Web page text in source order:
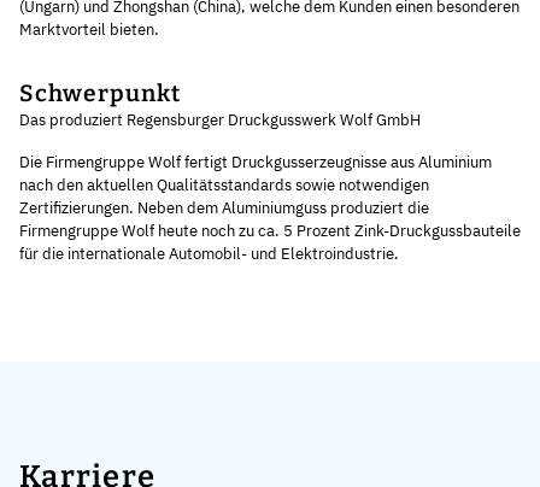
(Ungarn) und Zhongshan (China), welche dem Kunden einen besonderen
Marktvorteil bieten.
Schwerpunkt
Das produziert Regensburger Druckgusswerk Wolf GmbH
Die Firmengruppe Wolf fertigt Druckgusserzeugnisse aus Aluminium
nach den aktuellen Qualitätsstandards sowie notwendigen
Zertifizierungen. Neben dem Aluminiumguss produziert die
Firmengruppe Wolf heute noch zu ca. 5 Prozent Zink-Druckgussbauteile
für die internationale Automobil- und Elektroindustrie.
Karriere